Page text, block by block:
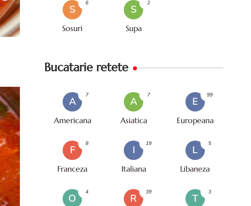
S
Sosuri
6
S
Supa
2
Bucatarie retete
A
Americana
7
A
Asiatica
7
E
Europeana
99
F
Franceza
8
I
Italiana
19
L
Libaneza
5
O
4
R
39
T
3